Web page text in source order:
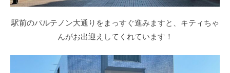
駅前のパルテノン大通りをまっすぐ進みますと、キティちゃ
んがお出迎えしてくれています！